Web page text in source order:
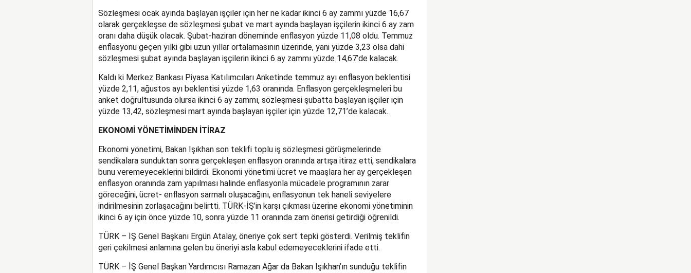
Sözleşmesi ocak ayında başlayan işçiler için her ne kadar ikinci 6 ay zammı yüzde 16,67
olarak gerçekleşse de sözleşmesi şubat ve mart ayında başlayan işçilerin ikinci 6 ay zam
oranı daha düşük olacak. Şubat-haziran döneminde enflasyon yüzde 11,08 oldu. Temmuz
enflasyonu geçen yılki gibi uzun yıllar ortalamasının üzerinde, yani yüzde 3,23 olsa dahi
sözleşmesi şubat ayında başlayan işçilerin ikinci 6 ay zammı yüzde 14,67’de kalacak.
Kaldı ki Merkez Bankası Piyasa Katılımcıları Anketinde temmuz ayı enflasyon beklentisi
yüzde 2,11, ağustos ayı beklentisi yüzde 1,63 oranında. Enflasyon gerçekleşmeleri bu
anket doğrultusunda olursa ikinci 6 ay zammı, sözleşmesi şubatta başlayan işçiler için
yüzde 13,42, sözleşmesi mart ayında başlayan işçiler için yüzde 12,71’de kalacak.
EKONOMİ YÖNETİMİNDEN İTİRAZ
Ekonomi yönetimi, Bakan Işıkhan son teklifi toplu iş sözleşmesi görüşmelerinde
sendikalara sunduktan sonra gerçekleşen enflasyon oranında artışa itiraz etti, sendikalara
bunu veremeyeceklerini bildirdi. Ekonomi yönetimi ücret ve maaşlara her ay gerçekleşen
enflasyon oranında zam yapılması halinde enflasyonla mücadele programının zarar
göreceğini, ücret- enflasyon sarmalı oluşacağını, enflasyonun tek haneli seviyelere
indirilmesinin zorlaşacağını belirtti. TÜRK-İŞ’in karşı çıkması üzerine ekonomi yönetiminin
ikinci 6 ay için önce yüzde 10, sonra yüzde 11 oranında zam önerisi getirdiği öğrenildi.
TÜRK – İŞ Genel Başkanı Ergün Atalay, öneriye çok sert tepki gösterdi. Verilmiş teklifin
geri çekilmesi anlamına gelen bu öneriyi asla kabul edemeyeceklerini ifade etti.
TÜRK – İŞ Genel Başkan Yardımcısı Ramazan Ağar da Bakan Işıkhan’ın sunduğu teklifin